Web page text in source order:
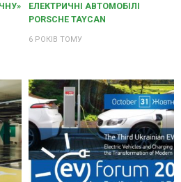
ЕЛЕКТРИЧНІ АВТОМОБІЛІ
PORSCHE TAYCAN
6 РОКІВ ТОМУ